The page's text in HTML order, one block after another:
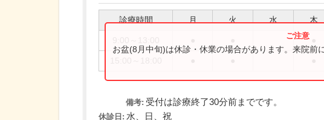
診療時間 月 火 水 木
お盆(8月中旬)は休診・休業の場合があります。来院前
備考: 受付は診療終了30分前までです。
休診日: 水、日、祝